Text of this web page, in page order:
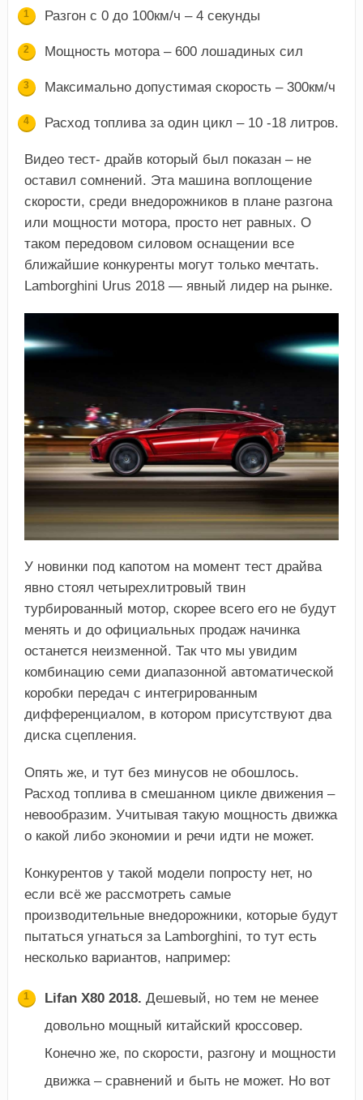
Разгон с 0 до 100км/ч – 4 секунды
Мощность мотора – 600 лошадиных сил
Максимально допустимая скорость – 300км/ч
Расход топлива за один цикл – 10 -18 литров.
Видео тест- драйв который был показан – не
оставил сомнений. Эта машина воплощение
скорости, среди внедорожников в плане разгона
или мощности мотора, просто нет равных. О
таком передовом силовом оснащении все
ближайшие конкуренты могут только мечтать.
Lamborghini Urus 2018 — явный лидер на рынке.
У новинки под капотом на момент тест драйва
явно стоял четырехлитровый твин
турбированный мотор, скорее всего его не будут
менять и до официальных продаж начинка
останется неизменной. Так что мы увидим
комбинацию семи диапазонной автоматической
коробки передач с интегрированным
дифференциалом, в котором присутствуют два
диска сцепления.
Опять же, и тут без минусов не обошлось.
Расход топлива в смешанном цикле движения –
невообразим. Учитывая такую мощность движка
о какой либо экономии и речи идти не может.
Конкурентов у такой модели попросту нет, но
если всё же рассмотреть самые
производительные внедорожники, которые будут
пытаться угнаться за Lamborghini, то тут есть
несколько вариантов, например:
Lifan X80 2018. Дешевый, но тем не менее
довольно мощный китайский кроссовер.
Конечно же, по скорости, разгону и мощности
движка – сравнений и быть не может. Но вот